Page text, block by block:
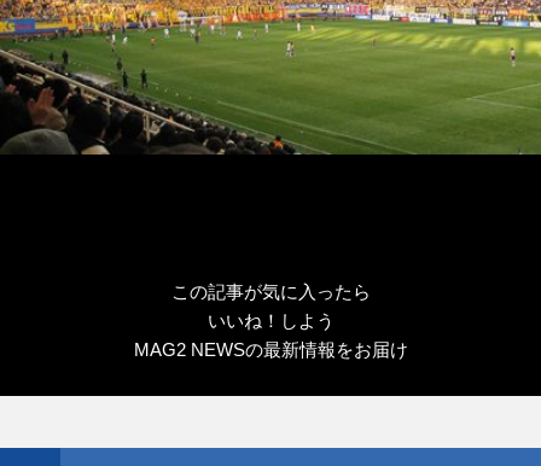
この記事が気に入ったら
いいね！しよう
MAG2 NEWSの最新情報をお届け